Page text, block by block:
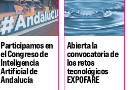
Participamos en
el Congreso de
Inteligencia
Artificial de
Andalucía
Abierta la
convocatoria de
los retos
tecnológicos
EXPOFARE